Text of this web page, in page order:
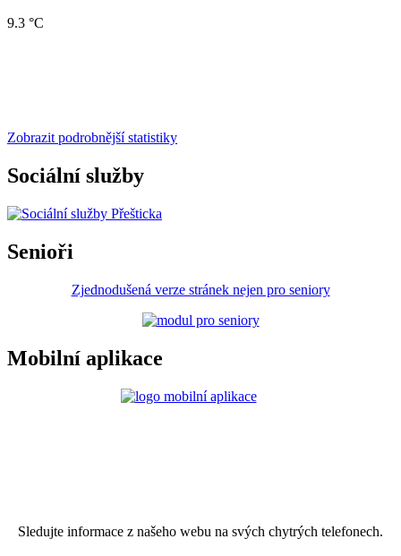
9.3 °C
Zobrazit podrobnější statistiky
Sociální služby
Senioři
Zjednodušená verze stránek nejen pro seniory
Mobilní aplikace
Sledujte informace z našeho webu na svých chytrých telefonech.